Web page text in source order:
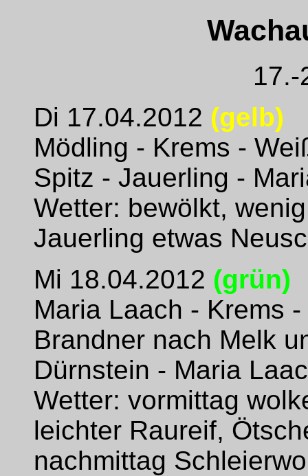
17.-
Di 17.04.2012 (gelb)
Mödling - Krems -
Spitz - Jauerling -
Wetter: bewölkt,
Jauerling etwas
Mi 18.04.2012 (grün)
Maria Laach - Krems
Brandner nach Melk
Dürnstein - Maria
Wetter: vormittag
leichter Raureif,
nachmittag